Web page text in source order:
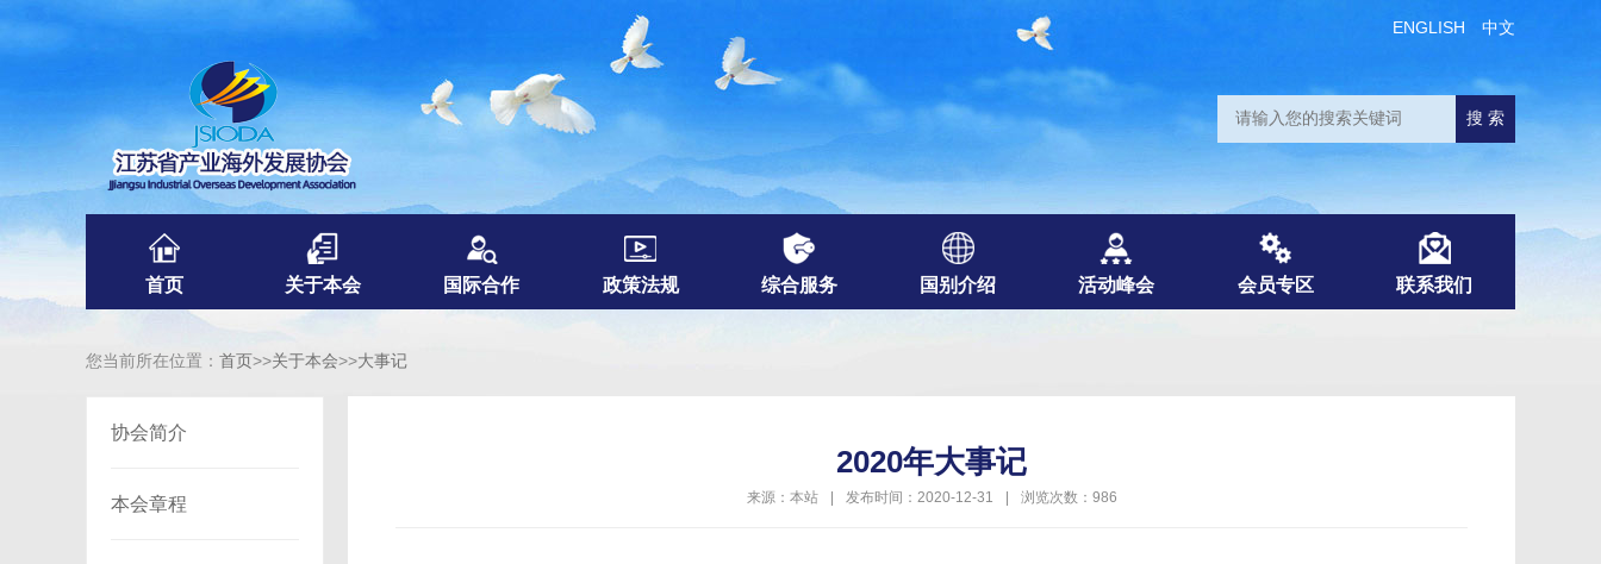
ENGLISH 中文
首页 关于本会 国际合作 政策法规 综合服务 国别介绍 活动峰会 会员专区 联系我们
您当前所在位置： 首页>>关于本会>>大事记
协会简介
本会章程
2020年大事记
来源：本站 发布时间：2020-12-31 浏览次数：986